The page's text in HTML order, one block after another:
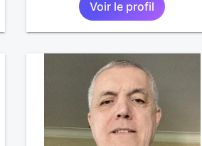
le mensonge l'hypocrisie. J'aime
la franchise et l'honnêteté. Les
contacter moi.
Voir le profil